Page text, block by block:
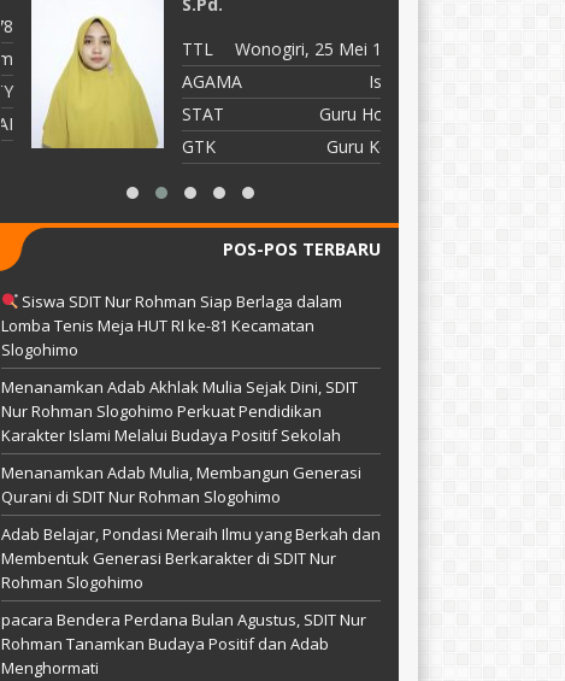
TTL
Wonogiri, 25 Mei 1996
AGAMA
Islam
STAT
Guru Honor
GTK
Guru Kelas
POS-POS TERBARU
Siswa SDIT Nur Rohman Siap Berlaga dalam
Lomba Tenis Meja HUT RI ke-81 Kecamatan
Slogohimo
Menanamkan Adab Akhlak Mulia Sejak Dini, SDIT
Nur Rohman Slogohimo Perkuat Pendidikan
Karakter Islami Melalui Budaya Positif Sekolah
Menanamkan Adab Mulia, Membangun Generasi
Qurani di SDIT Nur Rohman Slogohimo
Adab Belajar, Pondasi Meraih Ilmu yang Berkah dan
Membentuk Generasi Berkarakter di SDIT Nur
Rohman Slogohimo
pacara Bendera Perdana Bulan Agustus, SDIT Nur
Rohman Tanamkan Budaya Positif dan Adab
Menghormati